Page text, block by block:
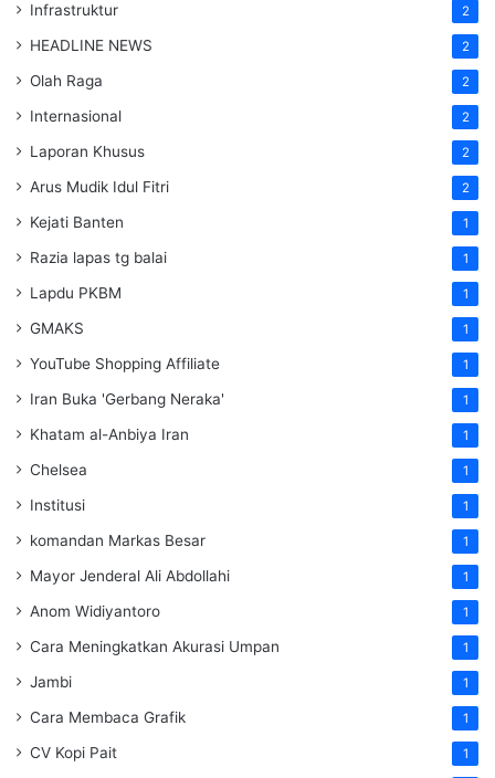
Infrastruktur 2
HEADLINE NEWS 2
Olah Raga 2
Internasional 2
Laporan Khusus 2
Arus Mudik Idul Fitri 2
Kejati Banten 1
Razia lapas tg balai 1
Lapdu PKBM 1
GMAKS 1
YouTube Shopping Affiliate 1
Iran Buka 'Gerbang Neraka' 1
Khatam al-Anbiya Iran 1
Chelsea 1
Institusi 1
komandan Markas Besar 1
Mayor Jenderal Ali Abdollahi 1
Anom Widiyantoro 1
Cara Meningkatkan Akurasi Umpan 1
Jambi 1
Cara Membaca Grafik 1
CV Kopi Pait 1